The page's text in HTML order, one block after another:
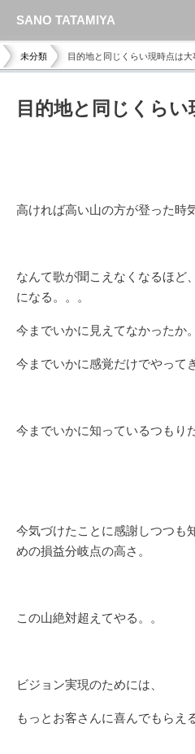
未分類 目的地と同じくらい現時点は
目的地と同じくらい
高ければ高い山の方が登った時
なんて歌が聞こえなくなるほど
になる。。。
今までいかに見えてなかったか。
今までいかに感覚だけでやって
今までいかに知っているつもり
今気づけたことに感謝しつつも
めの損益分岐点の高さ。
この山絶対超えてやる。。
ビジョン実現のためには、
もっとお客さんに喜んでもらえ
SANO TATAMIYA